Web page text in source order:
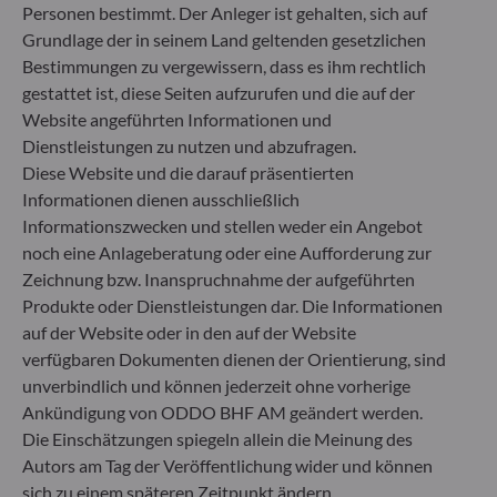
Artikel 6: Das Fondsmanagementteam
berücksichtigt bei der Anlageentscheidung keine
Nachhaltigkeitsrisiken oder nachteiligen
Auswirkungen von Anlageentscheidungen auf
Nachhaltigkeitsfaktoren.
Artikel 8: Das Fondsmanagementteam adressiert
Nachhaltigkeitsrisiken, indem es ESG-Kriterien
(Umwelt und/oder Soziales und/oder Governance)
in den Anlageentscheidungsprozess einbezieht.
Artikel 9: Das Fondsmanagementteam verfolgt ein
striktes nachhaltiges Anlageziel, das wesentlich zu
den Herausforderungen des ökologischen
Übergangs beiträgt, und adressiert
Nachhaltigkeitsrisiken durch Ratings, die vom
externen ESG-Datenanbieter der
Verwaltungsgesellschaft bereitgestellt werden.
Personen bestimmt. Der Anleger ist gehalten, sich auf
Grundlage der in seinem Land geltenden gesetzlichen
Bestimmungen zu vergewissern, dass es ihm rechtlich
gestattet ist, diese Seiten aufzurufen und die auf der
Website angeführten Informationen und
Dienstleistungen zu nutzen und abzufragen.
Diese Website und die darauf präsentierten
Informationen dienen ausschließlich
Informationszwecken und stellen weder ein Angebot
noch eine Anlageberatung oder eine Aufforderung zur
Zeichnung bzw. Inanspruchnahme der aufgeführten
Produkte oder Dienstleistungen dar. Die Informationen
auf der Website oder in den auf der Website
verfügbaren Dokumenten dienen der Orientierung, sind
unverbindlich und können jederzeit ohne vorherige
Ankündigung von ODDO BHF AM geändert werden.
Die Einschätzungen spiegeln allein die Meinung des
Autors am Tag der Veröffentlichung wider und können
sich zu einem späteren Zeitpunkt ändern.